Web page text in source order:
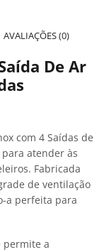
AVALIAÇÕES (0)
De Ar
com 4 Saídas de
atender às
Fabricada
de ventilação
a perfeita para
permite a